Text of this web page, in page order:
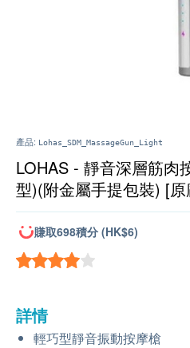
產品: Lohas_SDM_MassageGun_Light
LOHAS - 靜音深層筋肉
型)(附金屬手提包裝) [
賺取698積分 (HK$6)
詳情
輕巧型靜音振動按摩槍